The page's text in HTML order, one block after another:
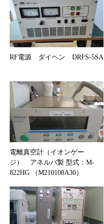
RF電源 ダイヘン DRFS-5SA
電離真空計（イオンゲー
ジ） アネルバ製 型式：M-
822HG （M210108A30）